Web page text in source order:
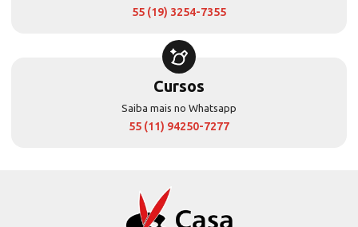
55 (19) 3254-7355
Cursos
Saiba mais no Whatsapp
55 (11) 94250-7277